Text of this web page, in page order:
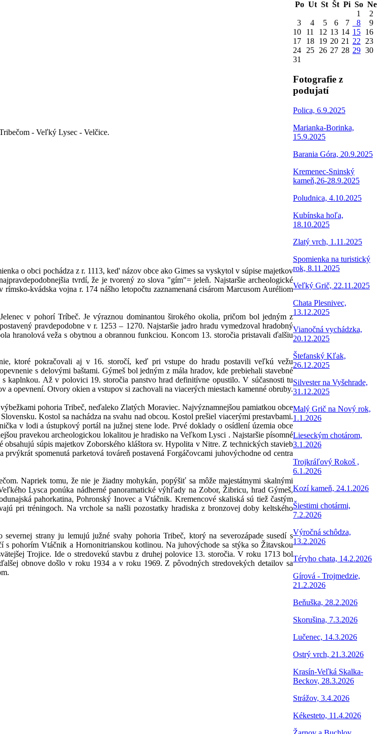
- Veľký Lysec - Velčice.
o obci pochádza z r. 1113, ked' názov obce ako Gimes sa vyskytol v súpise majetkov
tvrdí, že je tvorený zo slova "gím"= jeleň. Najstaršie archeologické
kvádska vojna r. 174 nášho letopočtu zaznamenaná cisárom Marcusom Auréliom
v pohorí Tríbeč. Je výraznou dominantou širokého okolia, pričom bol jedným z
pravdepodobne v r. 1253 – 1270. Najstaršie jadro hradu vymedzoval hradobný
hranolová veža s obytnou a obrannou funkciou. Koncom 13. storočia pristavali ďalšiu
ktoré pokračovali aj v 16. storočí, keď pri vstupe do hradu postavili veľkú vežu
s delovými baštami. Gýmeš bol jedným z mála hradov, kde prebiehali stavebné
kaplnkou. Až v polovici 19. storočia panstvo hrad definitívne opustilo. V súčasnosti tu
opevnení. Otvory okien a vstupov si zachovali na viacerých miestach kamenné obruby.
pohoria Tribeč, neďaleko Zlatých Moraviec. Najvýznamnejšou pamiatkou obce
Kostol sa nachádza na svahu nad obcou. Kostol prešiel viacerými prestavbami.
v lodi a ústupkový portál na južnej stene lode. Prvé doklady o osídlení územia obce
pravekou archeologickou lokalitou je hradisko na Veľkom Lysci . Najstaršie písomné
súpis majetkov Zoborského kláštora sv. Hypolita v Nitre. Z technických stavieb
spomenutá parketová továreň postavená Forgáčovcami juhovýchodne od centra
Napriek tomu, že nie je žiadny mohykán, popýšiť sa môže majestátnymi skalnými
Lysca ponúka nádherné panoramatické výhľady na Zobor, Žibricu, hrad Gýmeš,
pahorkatina, Pohronský Inovec a Vtáčnik. Kremencové skaliská sú tiež častým
pri tréningoch. Na vrchole sa našli pozostatky hradiska z bronzovej doby keltského
strany ju lemujú južné svahy pohoria Tribeč, ktorý na severozápade susedí s
pohorím Vtáčnik a Hornonitrianskou kotlinou. Na juhovýchode sa stýka so Žitavskou
Trojice. Ide o stredovekú stavbu z druhej polovice 13. storočia. V roku 1713 bol
obnove došlo v roku 1934 a v roku 1969. Z pôvodných stredovekých detailov sa
Po Ut St Št Pi So Ne
1
2
3
4 5 6 7 8
9
10
11 12 13 14 15 16
17
18 19 20 21 22
23
24
25 26 27 28 29 30
31
Fotografie z
podujatí
Polica, 6.9.2025
Marianka-Borinka,
15.9.2025
Barania Góra, 20.9.2025
Kremenec-Sninský
kameň,26-28.9.2025
Poludnica, 4.10.2025
Kubínska hoľa,
18.10.2025
Zlatý vrch, 1.11.2025
Spomienka na turistický
rok, 8.11.2025
Veľký Grič, 22.11.2025
Chata Plesnivec,
13.12.2025
Vianočná vychádzka,
20.12.2025
Štefanský Kľak,
26.12.2025
Silvester na Vyšehrade,
31.12.2025
Malý Grič na Nový rok,
1.1.2026
Lieseckým chotárom,
3.1.2026
Trojkráľový Rokoš ,
6.1.2026
Kozí kameň, 24.1.2026
Šiestimi chotármi,
7.2.2026
Výročná schôdza,
13.2.2026
Téryho chata, 14.2.2026
Gírová - Trojmedzie,
21.2.2026
Beňuška, 28.2.2026
Skorušina, 7.3.2026
Lučenec, 14.3.2026
Ostrý vrch, 21.3.2026
Krasín-Veľká Skalka-
Beckov, 28.3.2026
Strážov, 3.4.2026
Kékesteto, 11.4.2026